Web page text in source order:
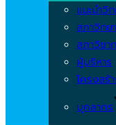
แนะนำวิ
สภาวิทย
สภาวิชา
ผู้บริหาร
โครงสร้
บุคลากร